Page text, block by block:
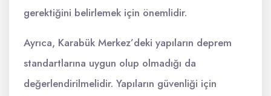
gerektiğini belirlemek için önemlidir.
Ayrıca, Karabük Merkez’deki yapıların deprem
standartlarına uygun olup olmadığı da
değerlendirilmelidir. Yapıların güvenliği için